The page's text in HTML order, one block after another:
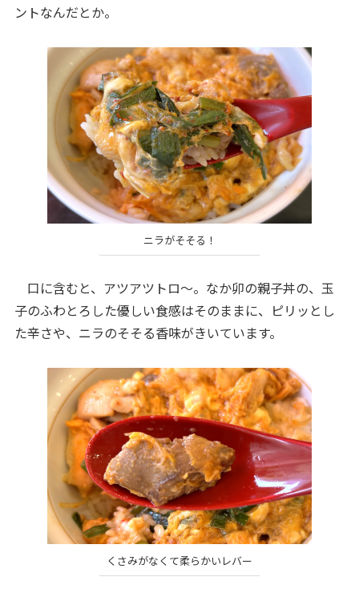
ントなんだとか。
ニラがそそる！
口に含むと、アツアツトロ～。なか卯の親子丼の、玉
子のふわとろした優しい食感はそのままに、ピリッとし
た辛さや、ニラのそそる香味がきいています。
くさみがなくて柔らかいレバー